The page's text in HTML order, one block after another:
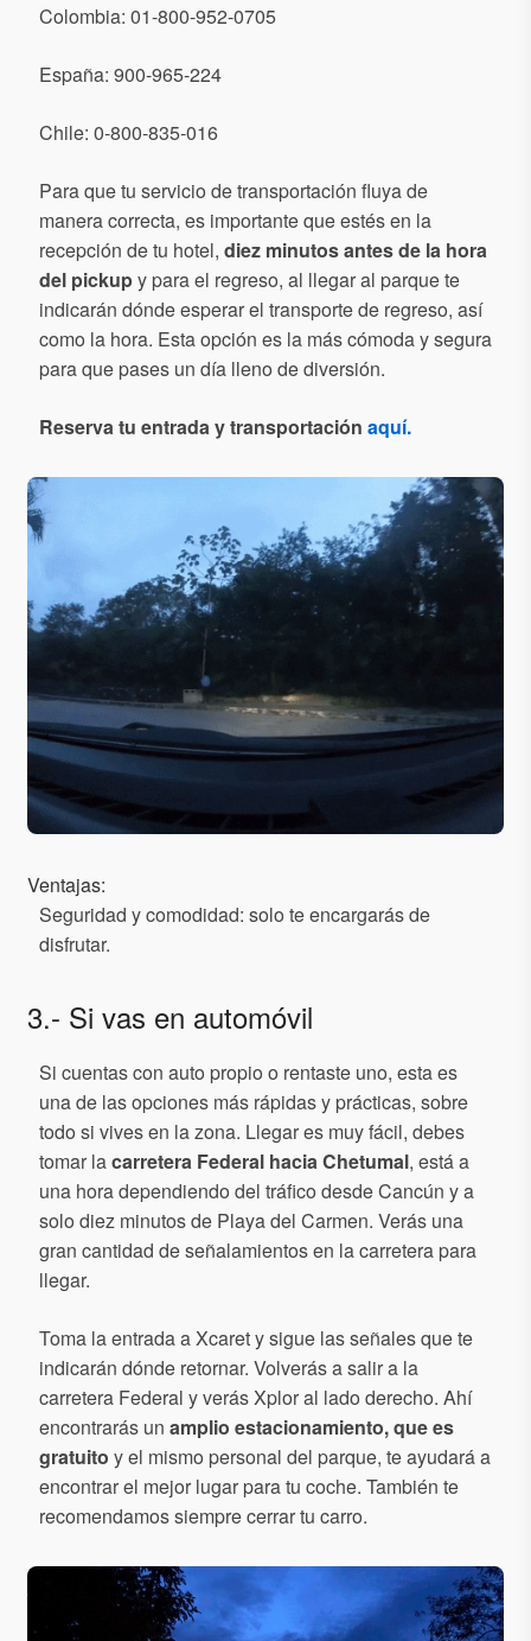
Colombia: 01-800-952-0705
España: 900-965-224
Chile: 0-800-835-016
Para que tu servicio de transportación fluya de
manera correcta, es importante que estés en la
recepción de tu hotel, diez minutos antes de la hora
del pickupy para el regreso, al llegar al parque te
indicarán dónde esperar el transporte de regreso, así
como la hora. Esta opción es la más cómoda y segura
para que pases un día lleno de diversión.
Reserva tu entrada y transportación aquí.
Ventajas:
Seguridad y comodidad: solo te encargarás de
disfrutar.
3.- Si vas en automóvil
Si cuentas con auto propio o rentaste uno, esta es
una de las opciones más rápidas y prácticas, sobre
todo si vives en la zona. Llegar es muy fácil, debes
tomar lacarretera Federal hacia Chetumal, está a
una hora dependiendo del tráfico desde Cancún y a
solo diez minutos de Playa del Carmen. Verás una
gran cantidad de señalamientos en la carretera para
llegar.
Toma la entrada a Xcaret y sigue las señales que te
indicarán dónde retornar. Volverás a salir a la
carretera Federal y verás Xplor al lado derecho. Ahí
encontrarás un amplio estacionamiento, que es
gratuito y el mismo personal del parque, te ayudará a
encontrar el mejor lugar para tu coche. También te
recomendamos siempre cerrar tu carro.